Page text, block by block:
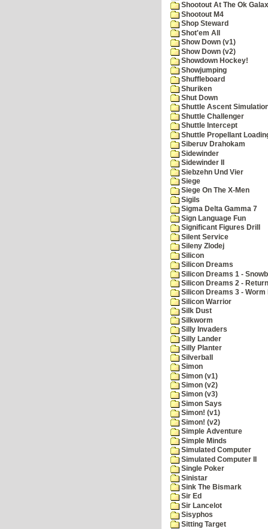
Shootout At The Ok
Shootout M4
Shop Steward
Shot'em All
Show Down (v1)
Show Down (v2)
Showdown Hockey!
Showjumping
Shuffleboard
Shuriken
Shut Down
Shuttle Ascent
Shuttle Challenger
Shuttle Intercept
Shuttle Propellant
Siberuv Drahokam
Sidewinder
Sidewinder II
Siebzehn Und Vier
Siege
Siege On The X-Men
Sigils
Sigma Delta Gamma 7
Sign Language Fun
Significant Figures Drill
Silent Service
Sileny Zlodej
Silicon
Silicon Dreams
Silicon Dreams 1 -
Silicon Dreams 2 -
Silicon Dreams 3 - Worm
Silicon Warrior
Silk Dust
Silkworm
Silly Invaders
Silly Lander
Silly Planter
Silverball
Simon
Simon (v1)
Simon (v2)
Simon (v3)
Simon Says
Simon! (v1)
Simon! (v2)
Simple Adventure
Simple Minds
Simulated Computer
Simulated Computer II
Single Poker
Sinistar
Sink The Bismark
Sir Ed
Sir Lancelot
Sisyphos
Sitting Target